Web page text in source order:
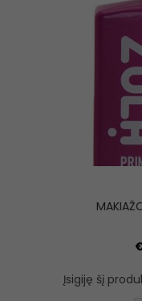
Įsigiję šį